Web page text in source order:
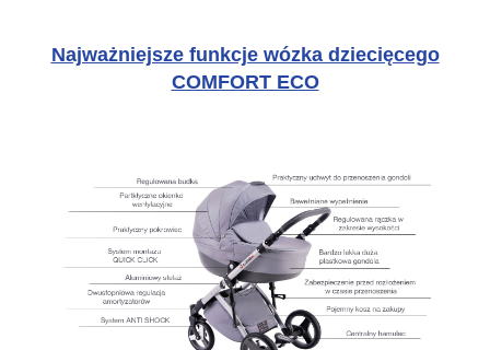
Najważniejsze funkcje wózka dziecięcego
COMFORT ECO